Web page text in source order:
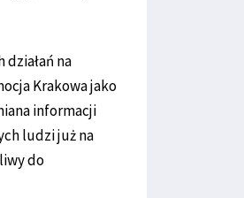
na
Krakowa jako
informacji
ludzi już na
do